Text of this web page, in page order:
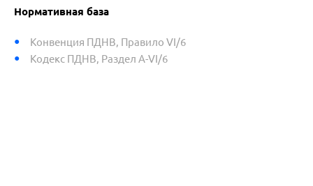
Нормативная база
Конвенция ПДНВ, Правило VI/6
Кодекс ПДНВ, Раздел A-VI/6